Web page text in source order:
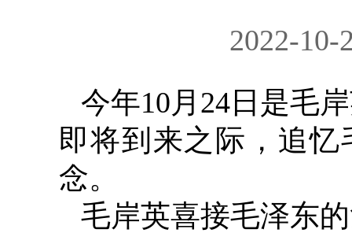
2022-10-
今年10月 24日是毛
即将到来之际，追
念。
毛岸英喜接毛泽东